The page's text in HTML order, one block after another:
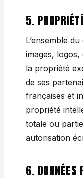
5.
L’ensemble
images,
la propriété
de ses
françaises et
propriété
totale ou
autorisation
6. DONNÉES